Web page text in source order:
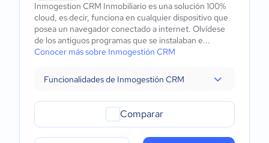
Inmogestion CRM Inmobiliario es una solución 100%
cloud, es decir, funciona en cualquier dispositivo que
posea un navegador conectado a internet. Olvídese
de los antiguos programas que se instalaban e...
Conocer más sobre Inmogestión CRM
Funcionalidades de Inmogestión CRM
Comparar